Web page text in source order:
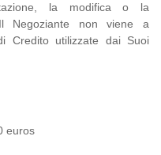
la modifica o la
Negoziante non viene a
Credito utilizzate dai Suoi
euros